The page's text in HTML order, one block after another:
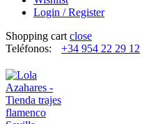
Login / Register
Shopping cart close
Teléfonos:
+34 954 22 29 12